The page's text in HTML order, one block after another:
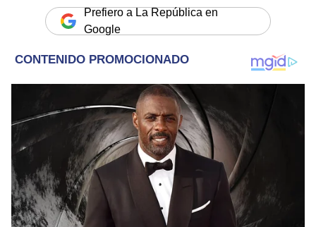
Prefiero a La República en
Google